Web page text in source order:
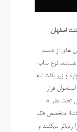
اصفهان
های از دست
هستند. نوع ساب
و زیر بافت لثه
قرار
تحت نظر *
متخصص فک
میکنند و